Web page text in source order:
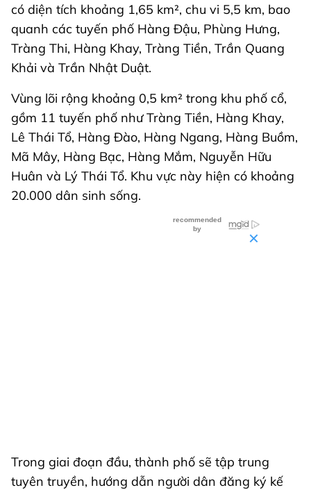
có diện tích khoảng 1,65 km², chu vi 5,5 km, bao
quanh các tuyến phố Hàng Đậu, Phùng Hưng,
Tràng Thi, Hàng Khay, Tràng Tiền, Trần Quang
Khải và Trần Nhật Duật.
Vùng lõi rộng khoảng 0,5 km² trong khu phố cổ,
gồm 11 tuyến phố như Tràng Tiền, Hàng Khay,
Lê Thái Tổ, Hàng Đào, Hàng Ngang, Hàng Buồm,
Mã Mây, Hàng Bạc, Hàng Mắm, Nguyễn Hữu
Huân và Lý Thái Tổ. Khu vực này hiện có khoảng
20.000 dân sinh sống.
Trong giai đoạn đầu, thành phố sẽ tập trung
tuyên truyền, hướng dẫn người dân đăng ký kế